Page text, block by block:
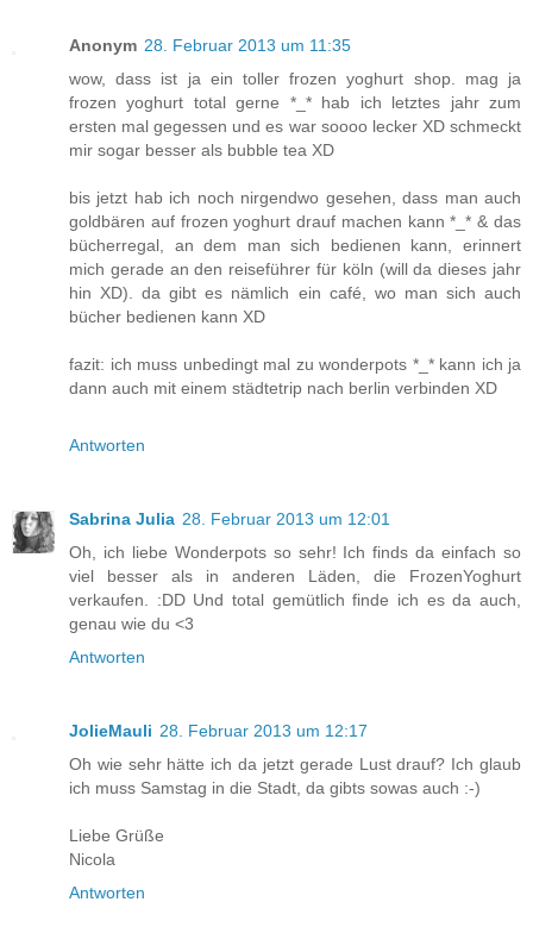
Anonym 28. Februar 2013 um 11:35
wow, dass ist ja ein toller frozen yoghurt shop. mag ja
frozen yoghurt total gerne *_* hab ich letztes jahr zum
ersten mal gegessen und es war soooo lecker XD schmeckt
mir sogar besser als bubble tea XD
bis jetzt hab ich noch nirgendwo gesehen, dass man auch
goldbären auf frozen yoghurt drauf machen kann *_* & das
bücherregal, an dem man sich bedienen kann, erinnert
mich gerade an den reiseführer für köln (will da dieses jahr
hin XD). da gibt es nämlich ein café, wo man sich auch
bücher bedienen kann XD
fazit: ich muss unbedingt mal zu wonderpots *_* kann ich ja
dann auch mit einem städtetrip nach berlin verbinden XD
Antworten
Sabrina Julia 28. Februar 2013 um 12:01
Oh, ich liebe Wonderpots so sehr! Ich finds da einfach so
viel besser als in anderen Läden, die FrozenYoghurt
verkaufen. :DD Und total gemütlich finde ich es da auch,
genau wie du <3
Antworten
JolieMauli 28. Februar 2013 um 12:17
Oh wie sehr hätte ich da jetzt gerade Lust drauf? Ich glaub
ich muss Samstag in die Stadt, da gibts sowas auch :-)
Liebe Grüße
Nicola
Antworten